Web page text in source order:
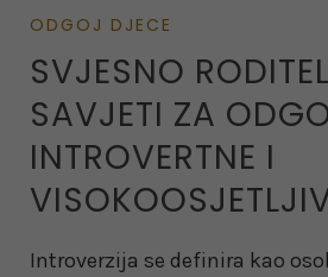
ODGOJ DJECE
SVJESNO
SAVJETI ZA
INTROVERTNE I
Introverzija se definira kao